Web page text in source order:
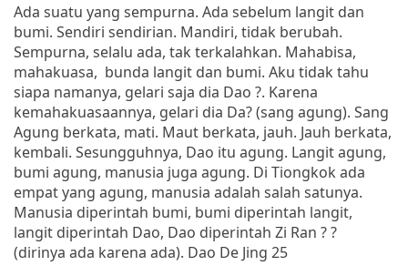
Ada suatu yang sempurna. Ada sebelum langit dan
bumi. Sendiri sendirian. Mandiri, tidak berubah.
Sempurna, selalu ada, tak terkalahkan. Mahabisa,
mahakuasa, bunda langit dan bumi. Aku tidak tahu
siapa namanya, gelari saja dia Dao ?. Karena
kemahakuasaannya, gelari dia Da? (sang agung). Sang
Agung berkata, mati. Maut berkata, jauh. Jauh berkata,
kembali. Sesungguhnya, Dao itu agung. Langit agung,
bumi agung, manusia juga agung. Di Tiongkok ada
empat yang agung, manusia adalah salah satunya.
Manusia diperintah bumi, bumi diperintah langit,
langit diperintah Dao, Dao diperintah Zi Ran ? ?
(dirinya ada karena ada). Dao De Jing 25